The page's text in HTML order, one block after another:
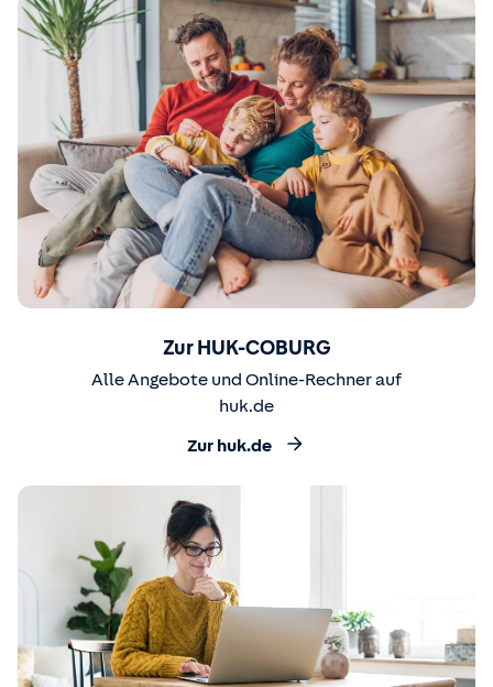
Zur HUK-COBURG
Alle Angebote und Online-Rechner auf
huk.de
Zur huk.de